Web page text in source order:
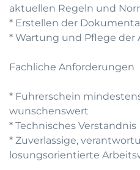
aktuellen Regeln und
* Erstellen der
* Wartung und Pflege der
Fachliche Anforderungen
* Fuhrerschein
wunschenswert
* Technisches Verstandnis
* Zuverlassige,
losungsorientierte